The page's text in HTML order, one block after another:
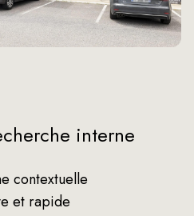
interne
contextuelle
et rapide